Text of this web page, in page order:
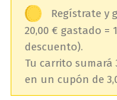
Regístrate y
20,00 € gastado =
descuento).
Tu carrito sumará
en un cupón de